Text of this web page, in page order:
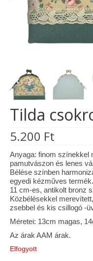
Zsebkendő
Tolltartók
Mobiltelefon
Tote bag
Piactér
Kosár
Galéria
Hasznos
Vásárok, ahol
Alapanyagok,
Tilda
5.200 Ft
Anyaga: finom színekkel
pamutvászon és lenes
Bélése színben
egyedi kézműves termék.
11 cm-es, antikolt bronz
Közbélésekkel
zsebbel és kis csillogó -
Méretei: 13cm magas,
Az árak AAM árak.
Elfogyott